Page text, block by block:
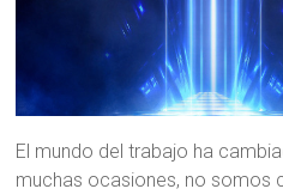
El mundo del trabajo ha
muchas ocasiones, no somos